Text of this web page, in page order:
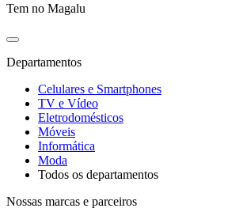
Tem no Magalu
Departamentos
Celulares e Smartphones
TV e Vídeo
Eletrodomésticos
Móveis
Informática
Moda
Todos os departamentos
Nossas marcas e parceiros